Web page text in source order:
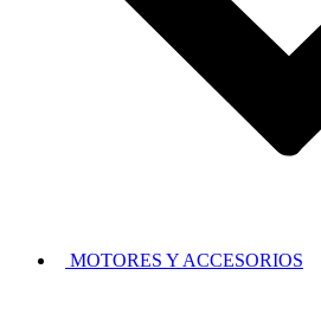
MOTORES Y ACCESORIOS